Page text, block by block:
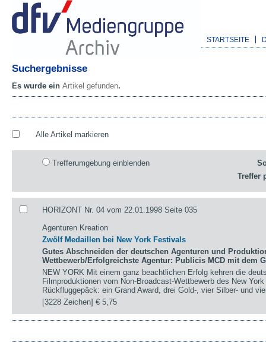
STARTSEITE
Suchergebnisse
Es wurde ein Artikel gefunden.
Alle Artikel markieren
Trefferumgebung einblenden
Treffer
HORIZONT Nr. 04 vom 22.01.1998 Seite 035
Agenturen Kreation
Zwölf Medaillen bei New York Festivals
Gutes Abschneiden der deutschen Agenturen und
Wettbewerb/Erfolgreichste Agentur: Publicis MCD mit dem
NEW YORK Mit einem ganz beachtlichen Erfolg kehren die
Filmproduktionen vom Non-Broadcast-Wettbewerb des New
Rückfluggepäck: ein Grand Award, drei Gold-, vier Silber- und
[3228 Zeichen]€ 5,75